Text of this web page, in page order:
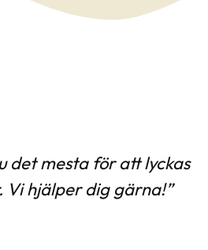
det mesta för att lyckas
Vi hjälper dig gärna!